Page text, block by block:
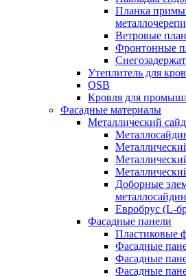
Планка
Ветровые
Фронтонные
Утеплитель для
OSB
Кровля для
Фасадные материалы
Металлический
Доборные
Евробрус (L-
Фасадные панели
Пластиковые
Фасадные
Фасадные
Фасадные